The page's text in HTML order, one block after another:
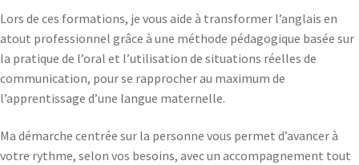
Lors de ces formations, je vous aide à transformer l’anglais en
atout professionnel grâce à une méthode pédagogique basée sur
la pratique de l’oral et l’utilisation de situations réelles de
communication, pour se rapprocher au maximum de
l’apprentissage d’une langue maternelle.
Ma démarche centrée sur la personne vous permet d’avancer à
votre rythme, selon vos besoins, avec un accompagnement tout